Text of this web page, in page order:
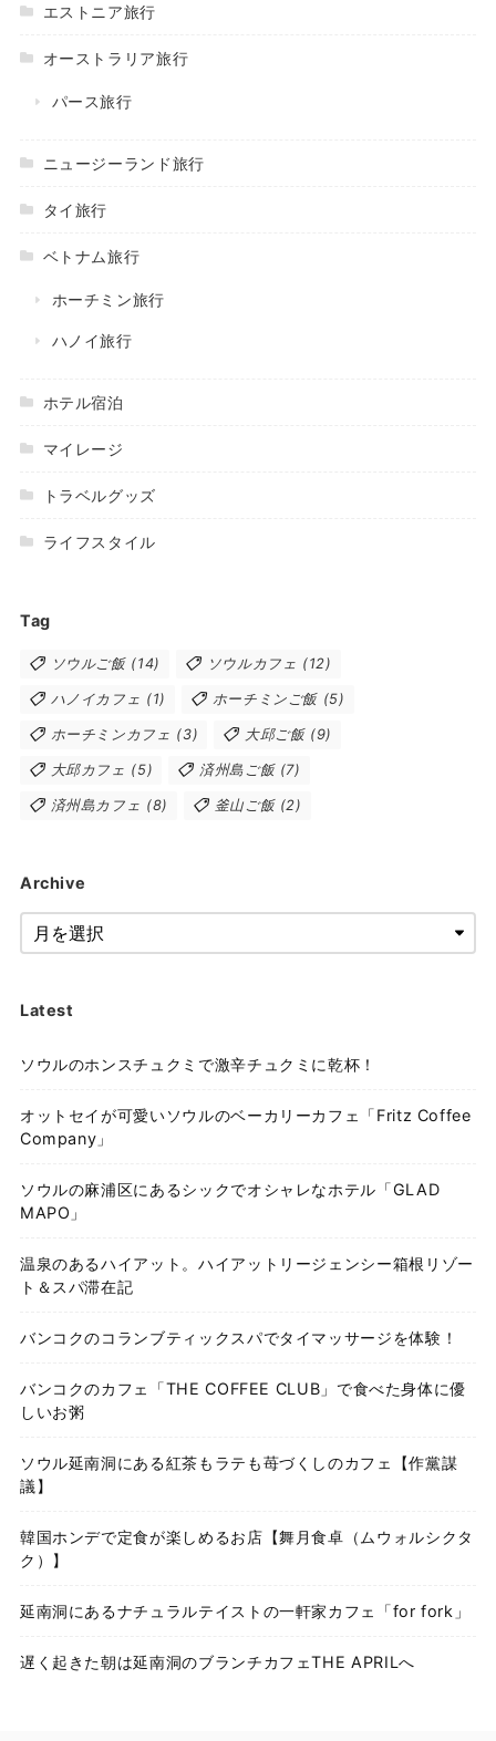
エストニア旅行
オーストラリア旅行
パース旅行
ニュージーランド旅行
タイ旅行
ベトナム旅行
ホーチミン旅行
ハノイ旅行
ホテル宿泊
マイレージ
トラベルグッズ
ライフスタイル
Tag
ソウルご飯(14) ソウルカフェ (12)
ハノイカフェ (1) ホーチミンご飯 (5)
ホーチミンカフェ (3) 大邱ご飯(9)
大邱カフェ (5) 済州島ご飯(7)
済州島カフェ (8) 釜山ご飯(2)
Archive
Latest
ソウルのホンスチュクミで激辛チュクミに乾杯！
オットセイが可愛いソウルのベーカリーカフェ「Fritz Coffee
Company」
ソウルの麻浦区にあるシックでオシャレなホテル「GLAD
MAPO」
温泉のあるハイアット。ハイアットリージェンシー箱根リゾー
ト＆スパ滞在記
バンコクのコランブティックスパでタイマッサージを体験！
バンコクのカフェ「THE COFFEE CLUB」で食べた身体に優
しいお粥
ソウル延南洞にある紅茶もラテも苺づくしのカフェ【作黨謀
議】
韓国ホンデで定食が楽しめるお店【舞月食卓（ムウォルシクタ
ク）】
延南洞にあるナチュラルテイストの一軒家カフェ「for fork」
遅く起きた朝は延南洞のブランチカフェTHE APRILへ